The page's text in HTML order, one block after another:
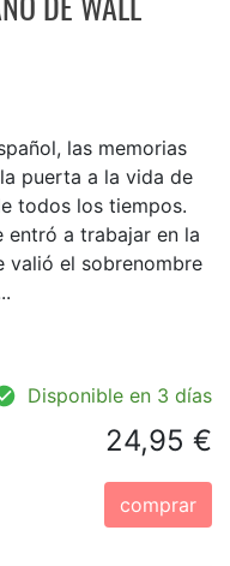
las memorias
puerta a la vida de
todos los tiempos.
entró a trabajar en la
valió el sobrenombre
Disponible en 3 días
24,95 €
comprar